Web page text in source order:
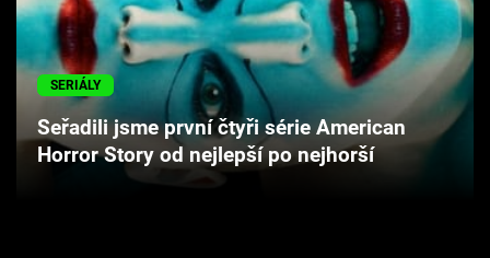
Cool Esport
Pořady
TV Program
Sledujte prima+
SERIÁLY
Seřadili jsme první čtyři série American
Horror Story od nejlepší po nejhorší